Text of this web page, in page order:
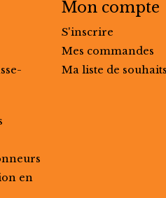
en
Mon compte
S'inscrire
Mes commandes
Ma liste de souhaits